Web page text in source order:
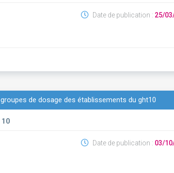
Date de publication : 25/
de dosage des établissements du ght10
Date de publication : 03/